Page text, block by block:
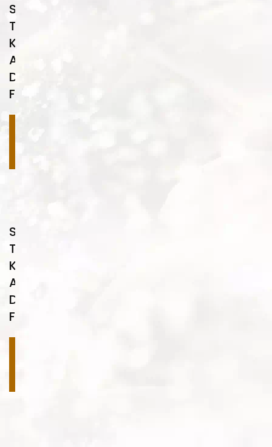
Su
Transfer
Kaplama
Ahşap
Desenleri
FA04
Su
Transfer
Kaplama
Ahşap
Desenleri
FA05